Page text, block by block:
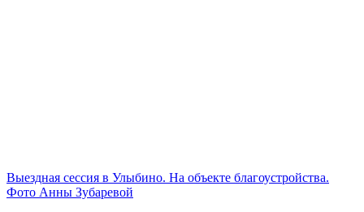
Выездная сессия в Улыбино. На объекте благоустройства.
Фото Анны Зубаревой